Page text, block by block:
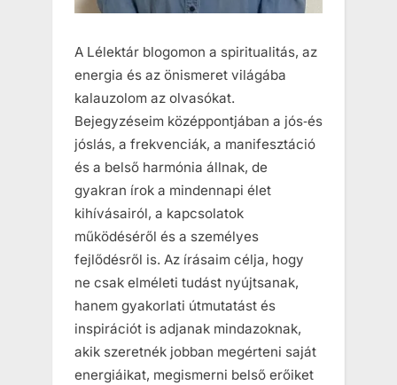
A Lélektár blogomon a spiritualitás, az
energia és az önismeret világába
kalauzolom az olvasókat.
Bejegyzéseim középpontjában a jós‑és
jóslás, a frekvenciák, a manifesztáció
és a belső harmónia állnak, de
gyakran írok a mindennapi élet
kihívásairól, a kapcsolatok
működéséről és a személyes
fejlődésről is. Az írásaim célja, hogy
ne csak elméleti tudást nyújtsanak,
hanem gyakorlati útmutatást és
inspirációt is adjanak mindazoknak,
akik szeretnék jobban megérteni saját
energiáikat, megismerni belső erőiket